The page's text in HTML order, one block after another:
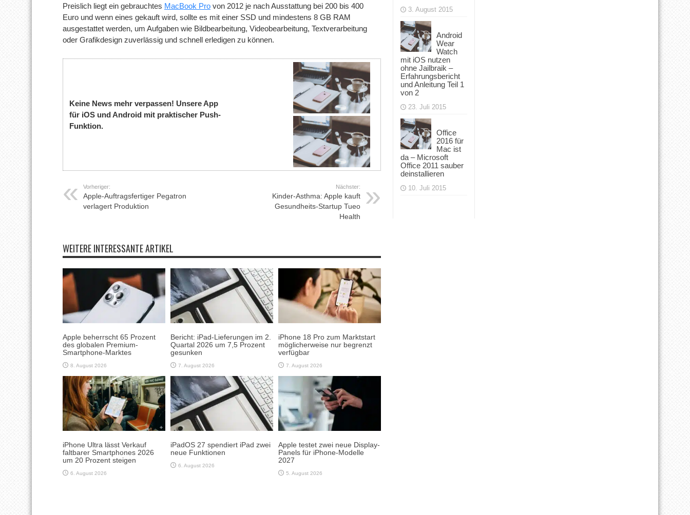
Preislich liegt ein gebrauchtes MacBook Pro von 2012 je nach Ausstattung bei 200 bis 400
Euro und wenn eines gekauft wird, sollte es mit einer SSD und mindestens 8 GB RAM
ausgestattet werden, um Aufgaben wie Bildbearbeitung, Videobearbeitung, Textverarbeitung
oder Grafikdesign zuverlässig und schnell erledigen zu können.
Keine News mehr verpassen! Unsere App
für iOS und Android mit praktischer Push-
Funktion.
Vorheriger:
Apple-Auftragsfertiger Pegatron
verlagert Produktion
Nächster:
Kinder-Asthma: Apple kauft
Gesundheits-Startup Tueo
Health
WEITERE INTERESSANTE ARTIKEL
Apple beherrscht 65 Prozent
des globalen Premium-
Smartphone-Marktes
8. August 2026
Bericht: iPad-Lieferungen im 2.
Quartal 2026 um 7,5 Prozent
gesunken
7. August 2026
iPhone 18 Pro zum Marktstart
möglicherweise nur begrenzt
verfügbar
7. August 2026
iPhone Ultra lässt Verkauf
faltbarer Smartphones 2026
um 20 Prozent steigen
6. August 2026
iPadOS 27 spendiert iPad zwei
neue Funktionen
6. August 2026
Apple testet zwei neue Display-
Panels für iPhone-Modelle
2027
5. August 2026
3. August 2015
Android
Wear
Watch
mit iOS nutzen
ohne Jailbraik –
Erfahrungsbericht
und Anleitung Teil 1
von 2
23. Juli 2015
Office
2016 für
Mac ist
da – Microsoft
Office 2011 sauber
deinstallieren
10. Juli 2015